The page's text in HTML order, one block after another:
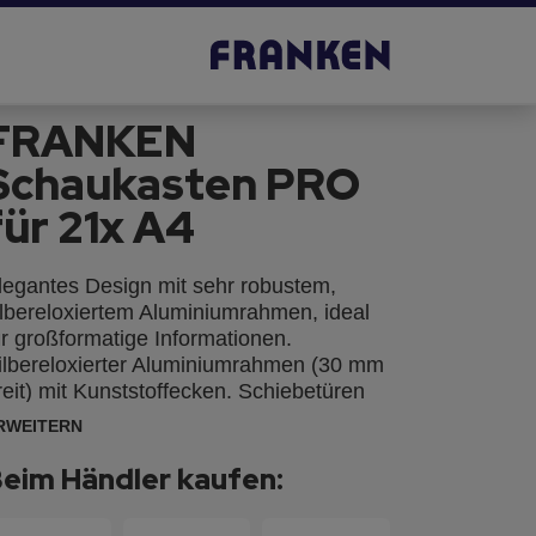
PRO
21x A4
Design mit sehr robustem,
Aluminiumrahmen, ideal
großformatige Informationen.
Aluminiumrahmen (30 mm
mit Kunststoffecken. Schiebetüren
4 mm ESG-Sicherheitsglas.
Inkl. Montagematerial. Tiefe
Innenbereich: 3,2 cm. Die lackierte
Händler kaufen: